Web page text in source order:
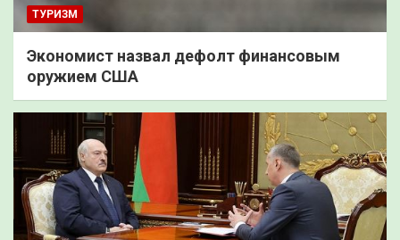
ТУРИЗМ
Экономист назвал дефолт финансовым
оружием США